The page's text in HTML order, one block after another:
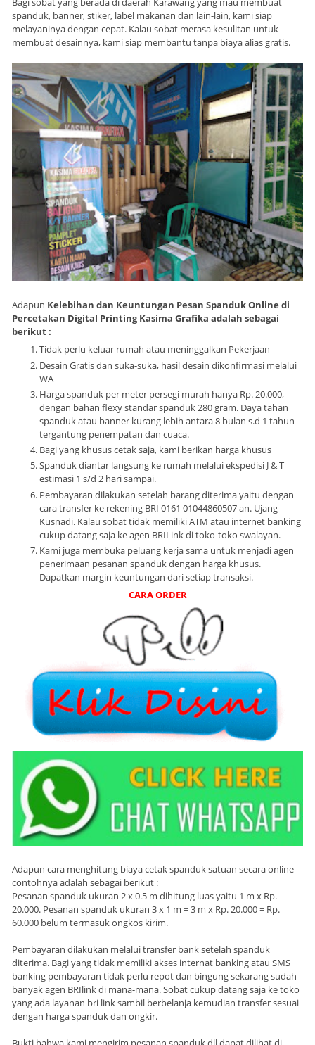
spanduk, banner, stiker, label makanan dan lain-lain, kami siap
melayaninya dengan cepat. Kalau sobat merasa kesulitan untuk
membuat desainnya, kami siap membantu tanpa biaya alias gratis.
Adapun Kelebihan dan Keuntungan Pesan Spanduk Online di
Percetakan Digital Printing Kasima Grafika adalah sebagai
berikut :
Tidak perlu keluar rumah atau meninggalkan Pekerjaan
Desain Gratis dan suka-suka, hasil desain dikonfirmasi melalui
WA
Harga spanduk per meter persegi murah hanya Rp. 20.000,
dengan bahan flexy standar spanduk 280 gram. Daya tahan
spanduk atau banner kurang lebih antara 8 bulan s.d 1 tahun
tergantung penempatan dan cuaca.
Bagi yang khusus cetak saja, kami berikan harga khusus
Spanduk diantar langsung ke rumah melalui ekspedisi J & T
estimasi 1 s/d 2 hari sampai.
Pembayaran dilakukan setelah barang diterima yaitu dengan
cara transfer ke rekening BRI 0161 01044860507 an. Ujang
Kusnadi. Kalau sobat tidak memiliki ATM atau internet banking
cukup datang saja ke agen BRILink di toko-toko swalayan.
Kami juga membuka peluang kerja sama untuk menjadi agen
penerimaan pesanan spanduk dengan harga khusus.
Dapatkan margin keuntungan dari setiap transaksi.
CARA ORDER
Adapun cara menghitung biaya cetak spanduk satuan secara online
contohnya adalah sebagai berikut :
Pesanan spanduk ukuran 2 x 0.5 m dihitung luas yaitu 1 m x Rp.
20.000. Pesanan spanduk ukuran 3 x 1 m = 3 m x Rp. 20.000 = Rp.
60.000 belum termasuk ongkos kirim.
Pembayaran dilakukan melalui transfer bank setelah spanduk
diterima. Bagi yang tidak memiliki akses internat banking atau SMS
banking pembayaran tidak perlu repot dan bingung sekarang sudah
banyak agen BRIlink di mana-mana. Sobat cukup datang saja ke toko
yang ada layanan bri link sambil berbelanja kemudian transfer sesuai
dengan harga spanduk dan ongkir.